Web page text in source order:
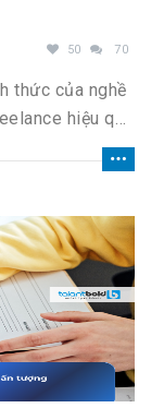
50 70
thức của nghề
hiệu quả